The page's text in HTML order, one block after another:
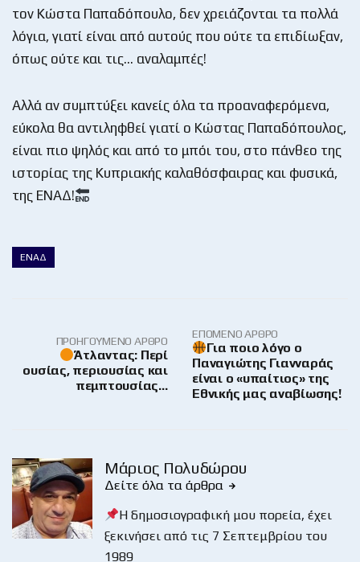
τον Κώστα Παπαδόπουλο, δεν χρειάζονται τα πολλά
λόγια, γιατί είναι από αυτούς που ούτε τα επιδίωξαν,
όπως ούτε και τις… αναλαμπές!
Αλλά αν συμπτύξει κανείς όλα τα προαναφερόμενα,
εύκολα θα αντιληφθεί γιατί ο Κώστας Παπαδόπουλος,
είναι πιο ψηλός και από το μπόι του, στο πάνθεο της
ιστορίας της Κυπριακής καλαθόσφαιρας και φυσικά,
της ΕΝΑΔ!
ΕΝΑΔ
ΠΡΟΗΓΟΎΜΕΝΟ ΆΡΘΡΟ
Άτλαντας: Περί
ουσίας, περιουσίας και
πεμπτουσίας…
ΕΠΌΜΕΝΟ ΆΡΘΡΟ
Για ποιο λόγο ο
Παναγιώτης Γιανναράς
είναι ο «υπαίτιος» της
Εθνικής μας αναβίωσης!
Μάριος Πολυδώρου
Δείτε όλα τα άρθρα
Η δημοσιογραφική μου πορεία, έχει
ξεκινήσει από τις 7 Σεπτεμβρίου του
1989